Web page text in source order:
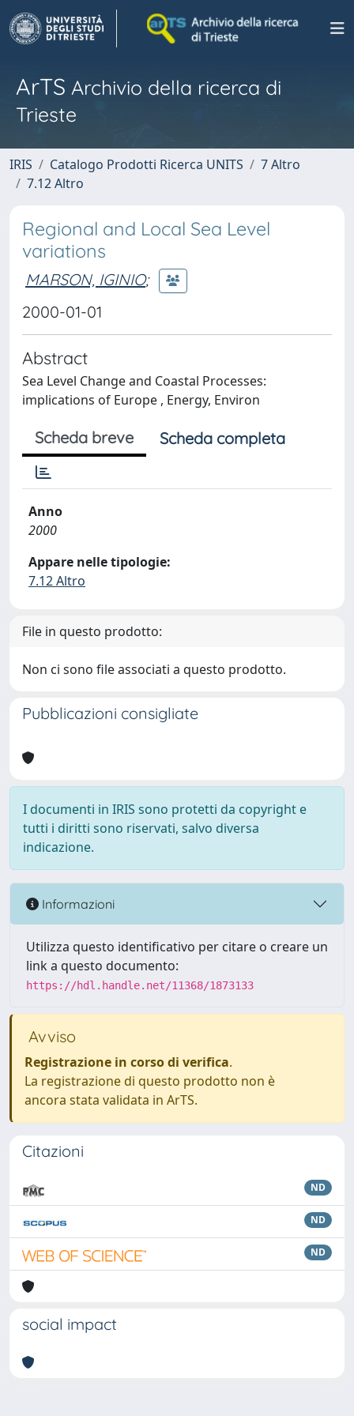
ArTS Archivio della ricerca di
Trieste
IRIS Catalogo Prodotti Ricerca UNITS
7 Altro
7.12 Altro
Regional and Local Sea Level
variations
MARSON, IGINIO;
2000-01-01
Abstract
Sea Level Change and Coastal Processes:
implications of Europe , Energy, Environ
Scheda breve Scheda completa
Anno
2000
Appare nelle tipologie:
7.12 Altro
File in questo prodotto:
Non ci sono file associati a questo prodotto.
Pubblicazioni consigliate
I documenti in IRIS sono protetti da copyright e
tutti i diritti sono riservati, salvo diversa
indicazione.
Informazioni
Utilizza questo identificativo per citare o creare un
link a questo documento:
https://hdl.handle.net/11368/1873133
Avviso
Registrazione in corso di verifica.
La registrazione di questo prodotto non è
ancora stata validata in ArTS.
Citazioni
ND
ND
ND
social impact